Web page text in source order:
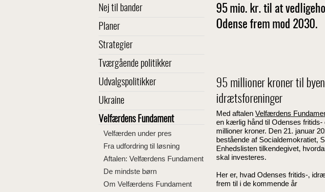
Nej til bander
Planer
Strategier
Tværgående politikker
Udvalgspolitikker
Ukraine
Velfærdens Fundament
Velfærden under pres
Fra udfordring til løsning
Aftalen: Velfærdens Fundament
De mindste børn
Om Velfærdens Fundament
95 mio. kr. til at
Odense frem mod 2030.
95 millioner kroner til
idrætsforeninger
Med aftalen Velfærdens
en kærlig hånd til Odenses
millioner kroner. Den 21. januar
bestående af Socialdemokratiet,
Enhedslisten tilkendegivet,
skal investeres.
Her er, hvad Odenses fritids-,
frem til i de kommende år